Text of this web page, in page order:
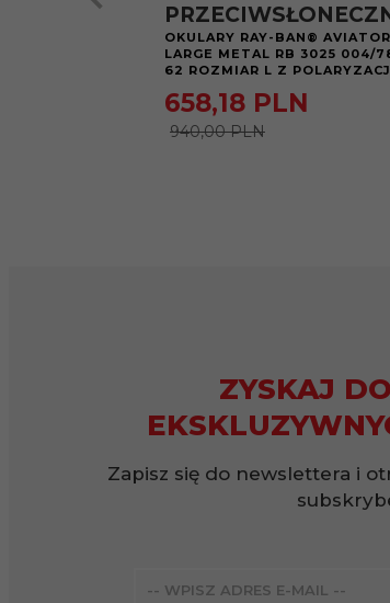
OKULARY RAY-BAN® AVIATOR
LARGE METAL RB 3025 004/
62 ROZMIAR L Z
658,18 PLN
940,00 PLN
ZYSKAJ
Zapisz się do newslettera i